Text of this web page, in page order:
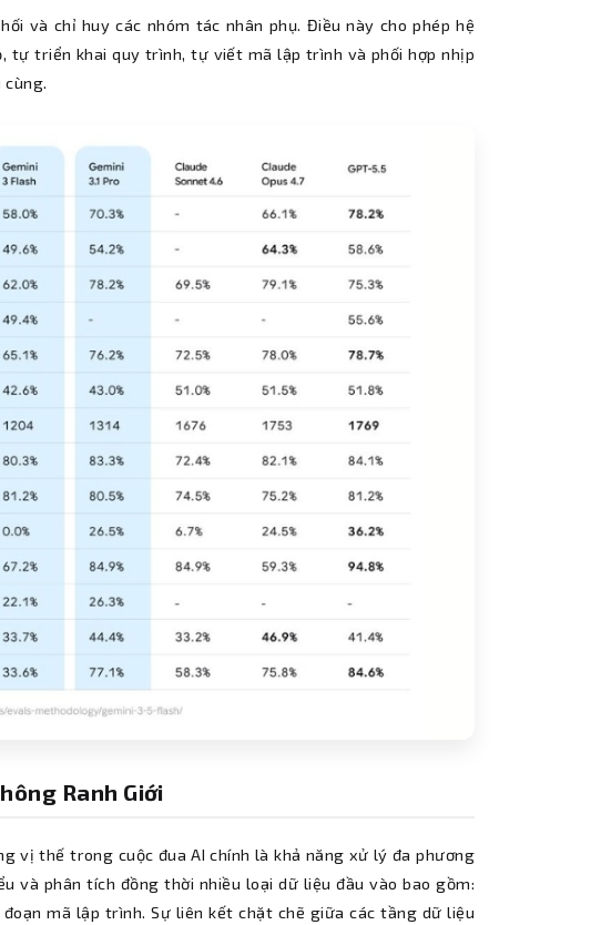
và chỉ huy các nhóm tác nhân phụ. Điều này cho phép hệ
tự triển khai quy trình, tự viết mã lập trình và phối hợp nhịp
cùng.
Ranh Giới
vị thế trong cuộc đua AI chính là khả năng xử lý đa phương
và phân tích đồng thời nhiều loại dữ liệu đầu vào bao gồm:
mã lập trình. Sự liên kết chặt chẽ giữa các tầng dữ liệu